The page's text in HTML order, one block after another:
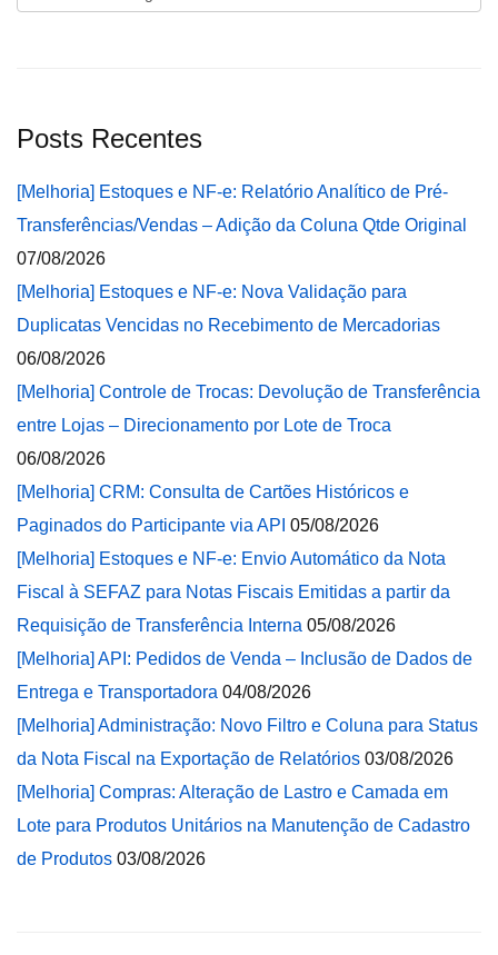
Posts Recentes
[Melhoria] Estoques e NF-e: Relatório Analítico de Pré-
Transferências/Vendas – Adição da Coluna Qtde Original
07/08/2026
[Melhoria] Estoques e NF-e: Nova Validação para
Duplicatas Vencidas no Recebimento de Mercadorias
06/08/2026
[Melhoria] Controle de Trocas: Devolução de Transferência
entre Lojas – Direcionamento por Lote de Troca
06/08/2026
[Melhoria] CRM: Consulta de Cartões Históricos e
Paginados do Participante via API 05/08/2026
[Melhoria] Estoques e NF-e: Envio Automático da Nota
Fiscal à SEFAZ para Notas Fiscais Emitidas a partir da
Requisição de Transferência Interna 05/08/2026
[Melhoria] API: Pedidos de Venda – Inclusão de Dados de
Entrega e Transportadora 04/08/2026
[Melhoria] Administração: Novo Filtro e Coluna para Status
da Nota Fiscal na Exportação de Relatórios 03/08/2026
[Melhoria] Compras: Alteração de Lastro e Camada em
Lote para Produtos Unitários na Manutenção de Cadastro
de Produtos 03/08/2026